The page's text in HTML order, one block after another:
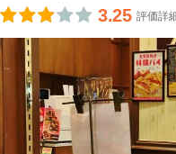
3.25 評価詳